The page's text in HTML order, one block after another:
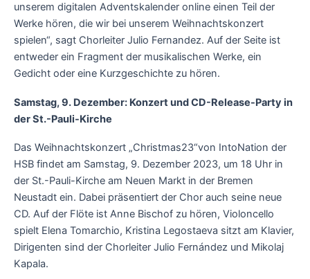
unserem digitalen Adventskalender online einen Teil der
Werke hören, die wir bei unserem Weihnachtskonzert
spielen“, sagt Chorleiter Julio Fernandez. Auf der Seite ist
entweder ein Fragment der musikalischen Werke, ein
Gedicht oder eine Kurzgeschichte zu hören.
Samstag, 9. Dezember: Konzert und CD-Release-Party in
der St.-Pauli-Kirche
Das Weihnachtskonzert „Christmas23“von IntoNation der
HSB findet am Samstag, 9. Dezember 2023, um 18 Uhr in
der St.-Pauli-Kirche am Neuen Markt in der Bremen
Neustadt ein. Dabei präsentiert der Chor auch seine neue
CD. Auf der Flöte ist Anne Bischof zu hören, Violoncello
spielt Elena Tomarchio, Kristina Legostaeva sitzt am Klavier,
Dirigenten sind der Chorleiter Julio Fernández und Mikolaj
Kapala.